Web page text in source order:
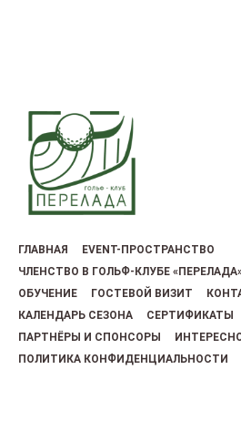
ГЛАВНАЯ
EVENT-ПРОСТРАНСТВО
ЧЛЕНСТВО В ГОЛЬФ-КЛУБЕ
ОБУЧЕНИЕ
ГОСТЕВОЙ ВИЗИТ
КАЛЕНДАРЬ СЕЗОНА
СЕРТИФИКАТЫ
ПАРТНЁРЫ И СПОНСОРЫ
ПОЛИТИКА КОНФИДЕНЦИАЛЬНОСТИ